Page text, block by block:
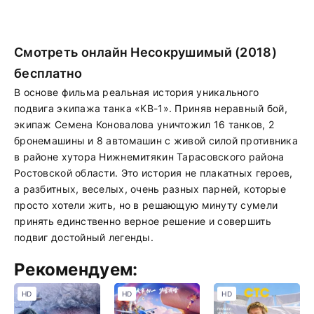
Смотреть онлайн Несокрушимый (2018)
бесплатно
В основе фильма реальная история уникального
подвига экипажа танка «КВ-1». Приняв неравный бой,
экипаж Семена Коновалова уничтожил 16 танков, 2
бронемашины и 8 автомашин с живой силой противника
в районе хутора Нижнемитякин Тарасовского района
Ростовской области. Это история не плакатных героев,
а разбитных, веселых, очень разных парней, которые
просто хотели жить, но в решающую минуту сумели
принять единственно верное решение и совершить
подвиг достойный легенды.
Рекомендуем:
HD HD HD